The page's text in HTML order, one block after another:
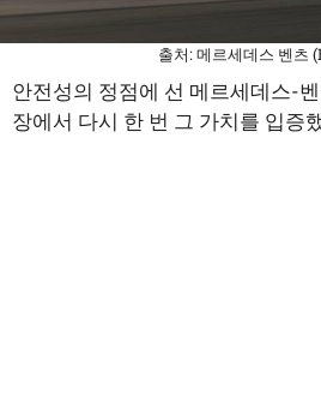
출처: 메르세데스 벤츠
안전성의 정점에 선 메르세데스-
장에서 다시 한 번 그 가치를 입증